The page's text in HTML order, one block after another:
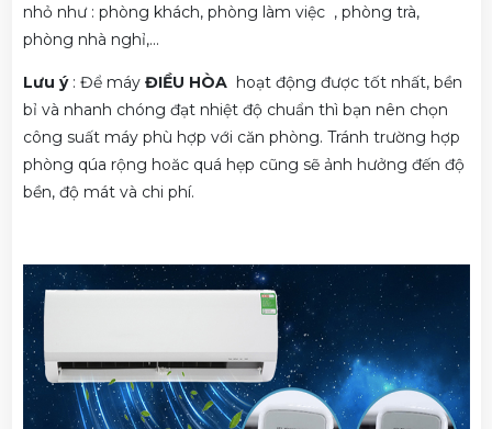
nhỏ như : phòng khách, phòng làm việc , phòng trà,
phòng nhà nghỉ,...
Lưu ý : Để máy ĐIỀU HÒAhoạt động được tốt nhất, bền
bỉ và nhanh chóng đạt nhiệt độ chuẩn thì bạn nên chọn
công suất máy phù hợp với căn phòng. Tránh trường hợp
phòng qúa rộng hoăc quá hẹp cũng sẽ ảnh hưởng đến độ
bền, độ mát và chi phí.